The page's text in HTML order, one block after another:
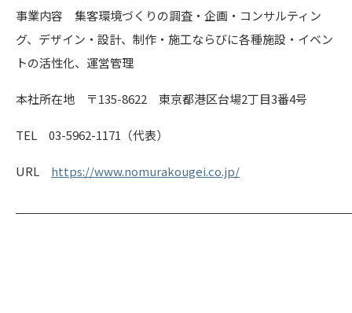
事業内容 集客環境づくりの調査・企画・コンサルティン
グ、デザイン・設計、制作・施工ならびに各種施設・イベン
トの活性化、運営管理
本社所在地 〒135-8622 東京都港区台場2丁目3番4号
TEL 03-5962-1171（代表）
URL https://www.nomurakougei.co.jp/